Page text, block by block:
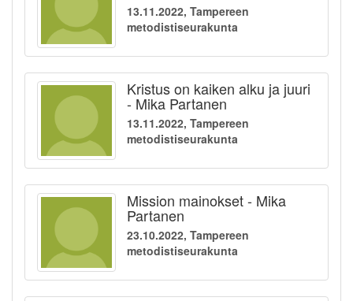
13.11.2022, Tampereen
metodistiseurakunta
Kristus on kaiken alku ja juuri
- Mika Partanen
13.11.2022, Tampereen
metodistiseurakunta
Mission mainokset - Mika
Partanen
23.10.2022, Tampereen
metodistiseurakunta